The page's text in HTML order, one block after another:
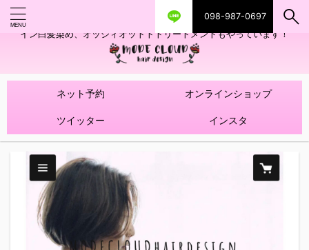
098-987-0697
艶ツヤヘアカラー！髪質改善トリートメントやハイライトを使ったデザ
イン白髪染め、オッジィオットトトリートメントもやっています！
ネット予約 オンラインショップ
ツイッター インスタ